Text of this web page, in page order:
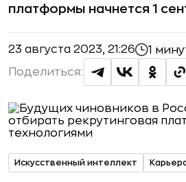
платформы начнется 1
23 августа 2023, 21:26 1
Поделиться:
Искусственный интеллект